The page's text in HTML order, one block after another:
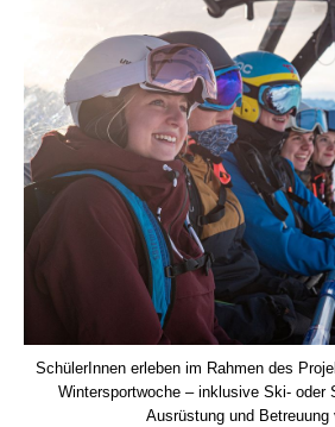
SchülerInnen erleben im Rahmen des
Wintersportwoche – inklusive Ski- oder
Ausrüstung und Betreuung